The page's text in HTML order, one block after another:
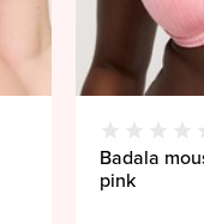
Badala
pink